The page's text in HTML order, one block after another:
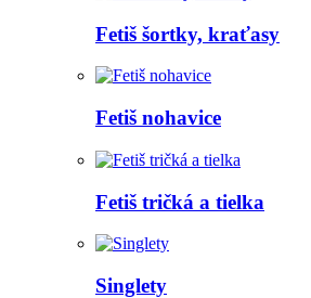
Fetiš šortky, kraťasy
Fetiš nohavice
Fetiš tričká a tielka
Singlety